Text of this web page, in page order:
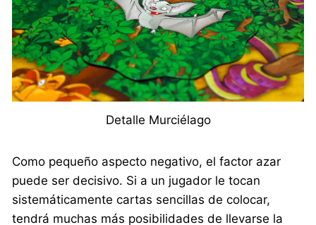
Detalle Murciélago
Como pequeño aspecto negativo, el factor azar
puede ser decisivo. Si a un jugador le tocan
sistemáticamente cartas sencillas de colocar,
tendrá muchas más posibilidades de llevarse la